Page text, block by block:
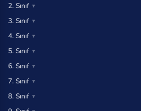
2. Sınıf
3. Sınıf
4. Sınıf
5. Sınıf
6. Sınıf
7. Sınıf
8. Sınıf